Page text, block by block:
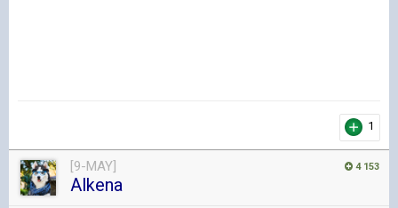
1
4 153
[9-MAY]
Alkena